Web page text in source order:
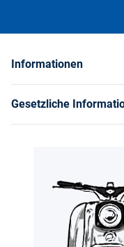
Informationen
Gesetzliche